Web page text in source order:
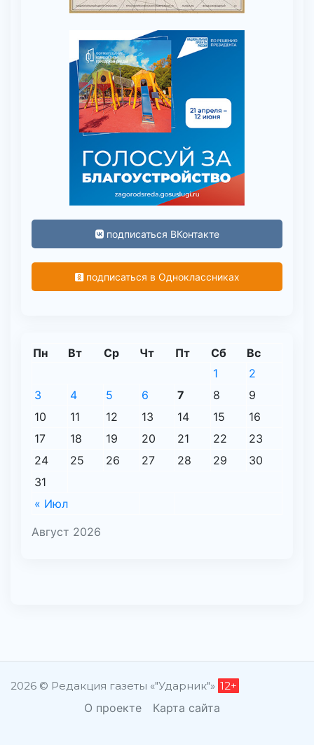
подписаться ВКонтакте
подписаться в Одноклассниках
Август 2026
Пн Вт Ср Чт Пт Сб Вс
« Июл
1
2
3
4 5 6 7 8
9
10
11 12 13 14 15
16
17
18 19 20 21 22
23
24
25 26 27 28 29
30
31
2026 © Редакция газеты «"Ударник"» 12+
О проекте Карта сайта